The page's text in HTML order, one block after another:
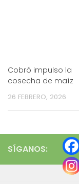
Cobró impulso la
cosecha de maíz
26 FEBRERO, 2026
SÍGANOS: